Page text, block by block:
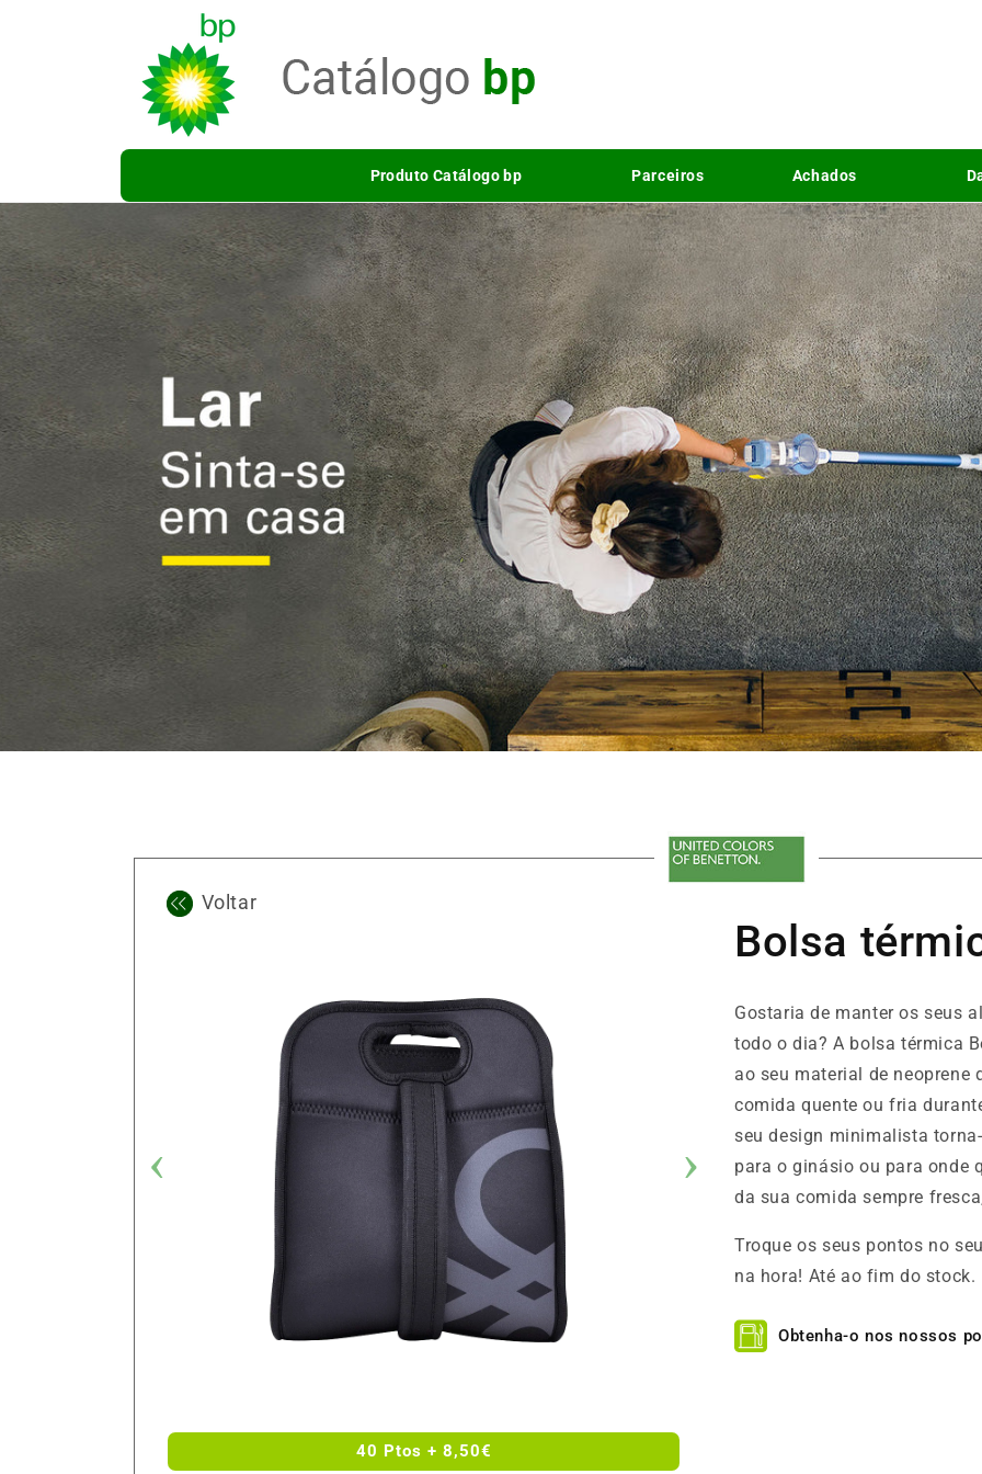
Produto Catálogo bp Parceiros Achados
Voltar
40 Ptos + 8,50€
Bolsa
Gostaria de manter os seus
todo o dia? A bolsa térmica
ao seu material de neoprene
comida quente ou fria
seu design minimalista
para o ginásio ou para onde
da sua comida sempre
Troque os seus pontos no
na hora! Até ao fim do stock.
Obtenha-o nos nossos